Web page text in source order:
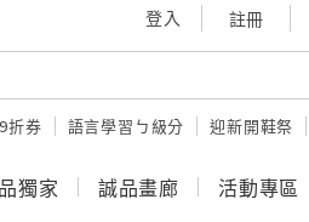
登入 註冊
折券 語言學習ㄅ級分 迎新開鞋祭
獨家 誠品畫廊 活動專區